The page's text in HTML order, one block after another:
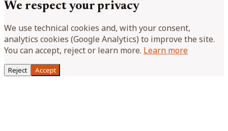
We respect your privacy
We use technical cookies and, with your consent,
analytics cookies (Google Analytics) to improve the site.
You can accept, reject or learn more. Learn more
Reject Accept